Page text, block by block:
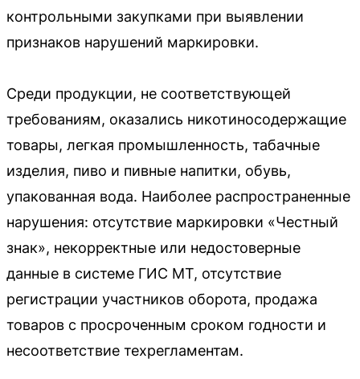
контрольными закупками при выявлении
признаков нарушений маркировки.
Среди продукции, не соответствующей
требованиям, оказались никотиносодержащие
товары, легкая промышленность, табачные
изделия, пиво и пивные напитки, обувь,
упакованная вода. Наиболее распространенные
нарушения: отсутствие маркировки «Честный
знак», некорректные или недостоверные
данные в системе ГИС МТ, отсутствие
регистрации участников оборота, продажа
товаров с просроченным сроком годности и
несоответствие техрегламентам.